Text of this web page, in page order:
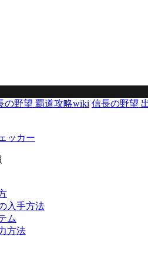
の野望 覇道攻略wiki 信長の野望
ッカー
入手方法
ム
方法